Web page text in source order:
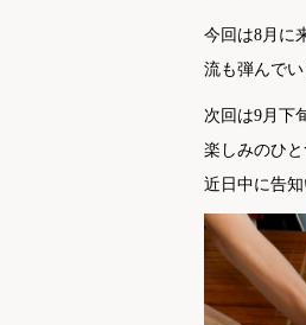
今回は8月に
流も弾んで
次回は9月下
楽しみのひと
近日中に告